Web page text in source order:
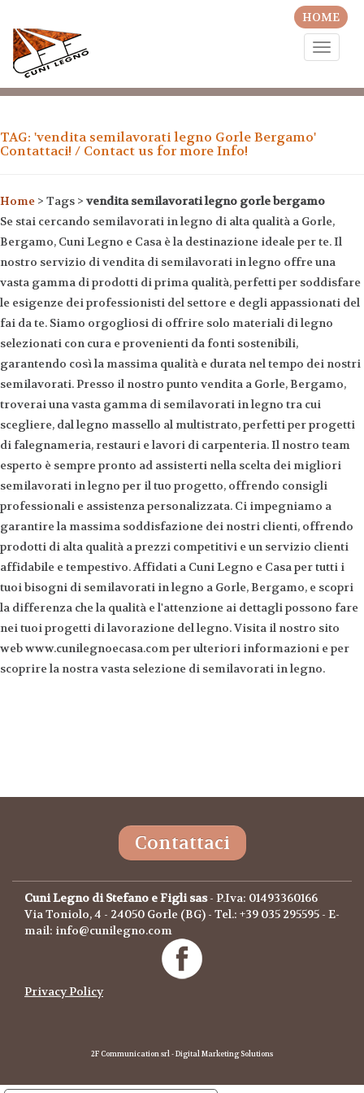
HOME
Toggle
TAG: 'vendita semilavorati legno Gorle Bergamo'
Contattaci! / Contact us for more Info!
Home > Tags > vendita semilavorati legno gorle bergamo
Se stai cercando semilavorati in legno di alta qualità a Gorle,
Bergamo, Cuni Legno e Casa è la destinazione ideale per te. Il
nostro servizio di vendita di semilavorati in legno offre una
vasta gamma di prodotti di prima qualità, perfetti per soddisfare
le esigenze dei professionisti del settore e degli appassionati del
fai da te. Siamo orgogliosi di offrire solo materiali di legno
selezionati con cura e provenienti da fonti sostenibili,
garantendo così la massima qualità e durata nel tempo dei nostri
semilavorati. Presso il nostro punto vendita a Gorle, Bergamo,
troverai una vasta gamma di semilavorati in legno tra cui
scegliere, dal legno massello al multistrato, perfetti per progetti
di falegnameria, restauri e lavori di carpenteria. Il nostro team
esperto è sempre pronto ad assisterti nella scelta dei migliori
semilavorati in legno per il tuo progetto, offrendo consigli
professionali e assistenza personalizzata. Ci impegniamo a
garantire la massima soddisfazione dei nostri clienti, offrendo
prodotti di alta qualità a prezzi competitivi e un servizio clienti
affidabile e tempestivo. Affidati a Cuni Legno e Casa per tutti i
tuoi bisogni di semilavorati in legno a Gorle, Bergamo, e scopri
la differenza che la qualità e l'attenzione ai dettagli possono fare
nei tuoi progetti di lavorazione del legno. Visita il nostro sito
web www.cunilegnoecasa.com per ulteriori informazioni e per
scoprire la nostra vasta selezione di semilavorati in legno.
Contattaci
Cuni Legno di Stefano e Figli sas- P.Iva: 01493360166
Via Toniolo, 4 - 24050 Gorle (BG) - Tel.: +39 035 295595 - E-
mail: info@cunilegno.com
Privacy Policy
2F Communication srl - Digital Marketing Solutions